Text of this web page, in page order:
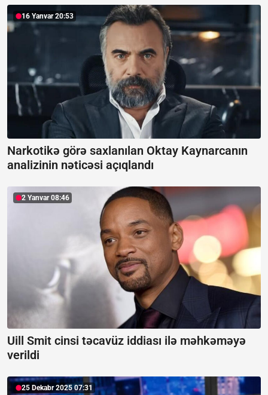
16 Yanvar 20:53
Narkotikə görə saxlanılan Oktay Kaynarcanın
analizinin nəticəsi açıqlandı
2 Yanvar 08:46
Uill Smit cinsi təcavüz iddiası ilə məhkəməyə
verildi
25 Dekabr 2025 07:31